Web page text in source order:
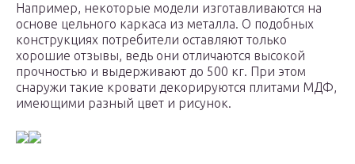
Например, некоторые модели изготавливаются на
основе цельного каркаса из металла. О подобных
конструкциях потребители оставляют только
хорошие отзывы, ведь они отличаются высокой
прочностью и выдерживают до 500 кг. При этом
снаружи такие кровати декорируются плитами МДФ,
имеющими разный цвет и рисунок.